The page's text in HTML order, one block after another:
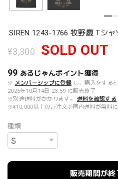
SIREN 1243-1766 牧野慶 Tシ
¥3,300 SOLD OUT
99 あるじゃんポイント獲得
※ メンバーシップに登録 し、購入をする
2025年10月14日 23:59 に販売終了
※別途送料がかかります。
送料を確認する
※¥10,000以上のご注文で国内送料が無料に
種類
販売期間が終